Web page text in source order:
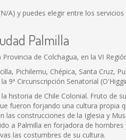
A) y puedes elegir entre los
Palmilla
de Colchagua, en la VI
Pichilemu, Chépica, Santa Cruz,
9ª Circunscripción Senatorial
historia de Chile Colonial. Fruto
fueron forjando una cultura
las construcciones de la Iglesia y
a Palmilla en forjadora de
las costumbres de su cultura.